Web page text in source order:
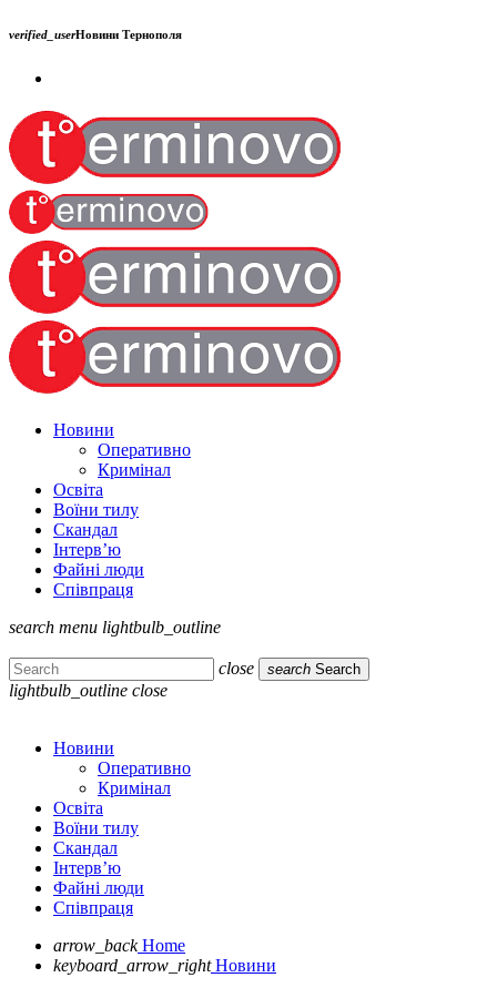
verified_userНовини Тернополя
Новини
Оперативно
Кримінал
Освіта
Воїни тилу
Скандал
Інтерв’ю
Файні люди
Співпраця
search menu lightbulb_outline
close search Search
lightbulb_outline close
Новини
Оперативно
Кримінал
Освіта
Воїни тилу
Скандал
Інтерв’ю
Файні люди
Співпраця
arrow_back Home
keyboard_arrow_right Новини